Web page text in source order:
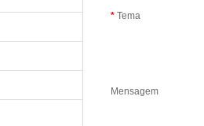
Tema
Mensagem